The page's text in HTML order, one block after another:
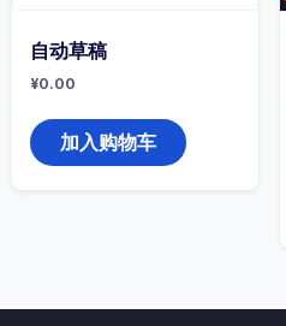
自动草稿
¥0.00
加入购物车